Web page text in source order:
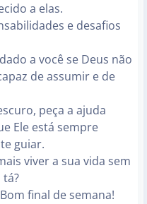
a elas.
e desafios
a você se Deus não
de assumir e de
peça a ajuda
Ele está sempre
guiar.
viver a sua vida sem
final de semana!